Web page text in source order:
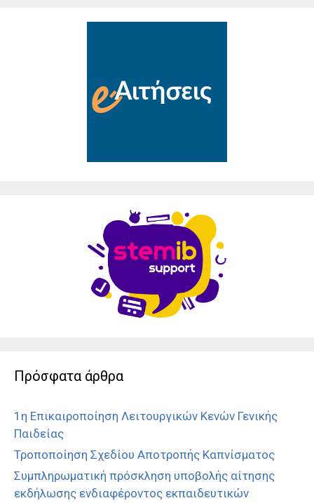
Πρόσφατα άρθρα
1η Επικαιροποίηση Λειτουργικών Κενών Γενικής
Παιδείας
Τροποποίηση Σχεδίου Αποτροπής Καπνίσματος
Συμπληρωματική πρόσκληση υποβολής αίτησης
εκδήλωσης ενδιαφέροντος εκπαιδευτικών